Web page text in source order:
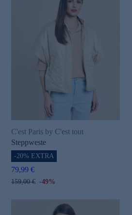
C'est Paris by C'est tout
Steppweste
-20% EXTRA
79,99 €
159,00 € -49%